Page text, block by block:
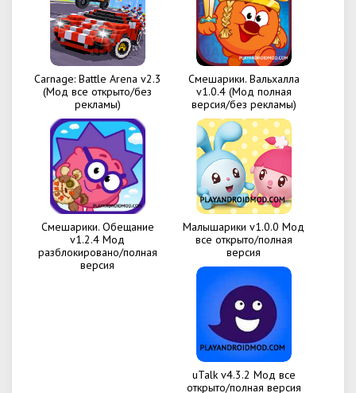
Carnage: Battle Arena v2.3
(Мод все открыто/без
рекламы)
Смешарики. Вальхалла
v1.0.4 (Мод полная
версия/без рекламы)
Смешарики. Обещание
v1.2.4 Мод
разблокировано/полная
версия
Малышарики v1.0.0 Мод
все открыто/полная
версия
uTalk v4.3.2 Мод все
открыто/полная версия